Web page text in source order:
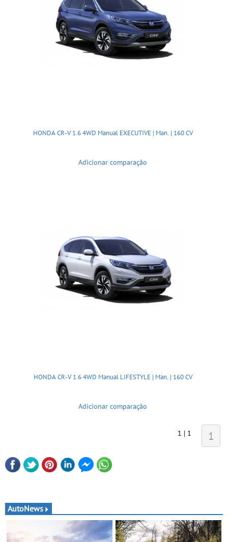
HONDA CR-V 1.6 4WD Manual EXECUTIVE | Man. | 160 CV
Adicionar comparação
HONDA CR-V 1.6 4WD Manual LIFESTYLE | Man. | 160 CV
Adicionar comparação
1 | 1 1
AutoNews